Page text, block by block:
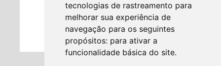
tecnologias de rastreamento para
melhorar sua experiência de
navegação para os seguintes
propósitos: para ativar a
funcionalidade básica do site.